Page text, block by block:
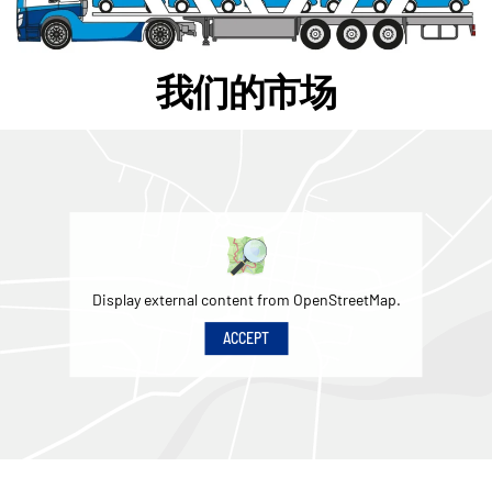
我们的市场
Display external content from OpenStreetMap.
ACCEPT